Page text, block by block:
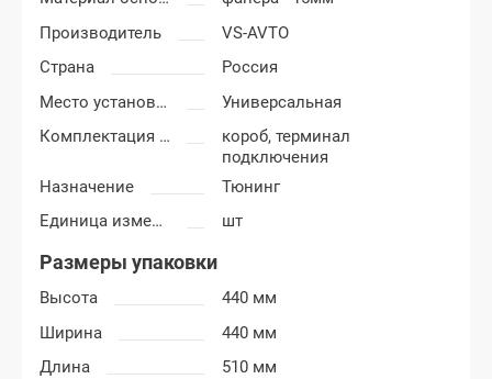
Производитель
VS-AVTO
Страна
Россия
Место установки короба
Универсальная
Комплектация короба
короб, терминал
подключения
Назначение
Тюнинг
Единица измерения
шт
Размеры упаковки
Высота
440 мм
Ширина
440 мм
Длина
510 мм